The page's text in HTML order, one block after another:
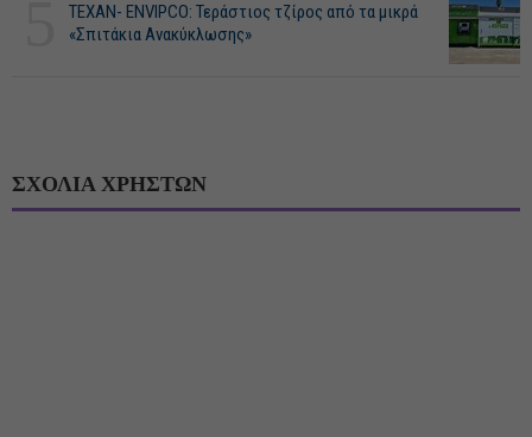
ΤΕΧΑΝ- ENVIPCO: Τεράστιος τζίρος από τα μικρά
«Σπιτάκια Ανακύκλωσης»
ΣΧΟΛΙΑ ΧΡΗΣΤΩΝ